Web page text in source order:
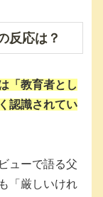
反応は？
「教育者とし
認識されてい
ューで語る父
「厳しいけれ